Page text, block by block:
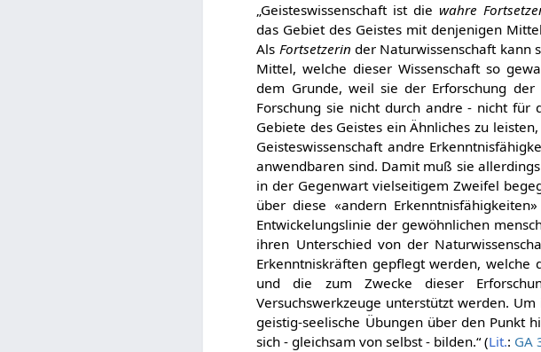
„Geisteswissenschaft ist diewahre
das Gebiet des Geistes mit denjenigen
Als Fortsetzerin der Naturwissenschaft kann
Mittel, welche dieser Wissenschaft so
dem Grunde, weil sie der Erforschung
Forschung sie nicht durch andre - nicht
Gebiete des Geistes ein Ähnliches zu
Geisteswissenschaft andre
anwendbaren sind. Damit muß sie
in der Gegenwart vielseitigem Zweifel
über diese «andern
Entwickelungslinie der gewöhnlichen
ihren Unterschied von der
Erkenntniskräften gepflegt werden,
und die zum Zwecke dieser
Versuchswerkzeuge unterstützt werden.
geistig-seelische Übungen über den Punkt
sich - gleichsam von selbst - bilden.“ (Lit.: GA